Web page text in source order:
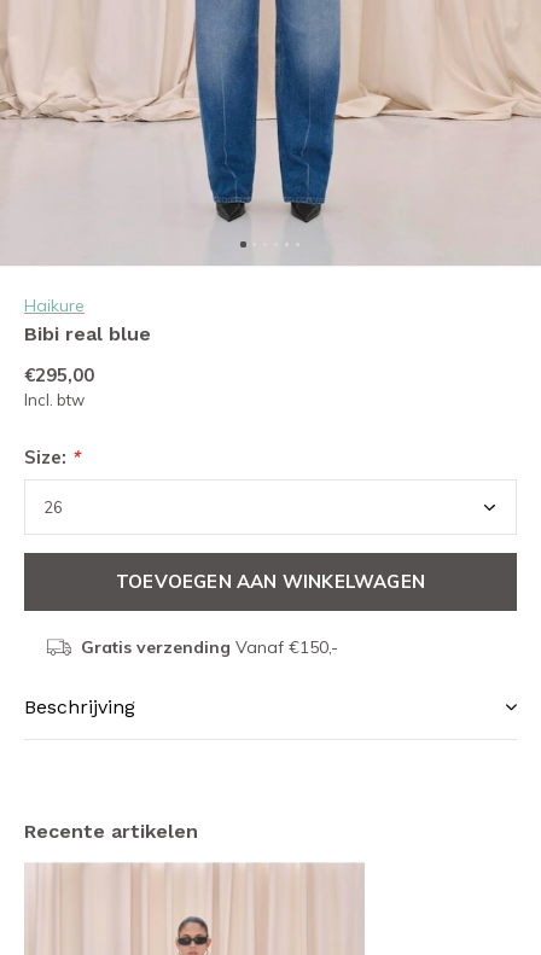
Haikure
Bibi real blue
€295,00
Incl. btw
Size: *
TOEVOEGEN AAN WINKELWAGEN
Gratis verzending Vanaf €150,-
Beschrijving
Recente artikelen